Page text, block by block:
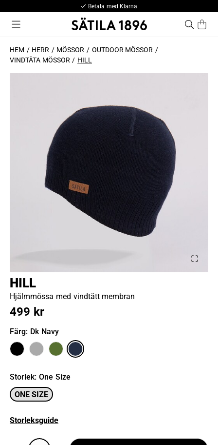
Betala med Klarna
HEM HERR MÖSSOR
OUTDOOR MÖSSOR
VINDTÄTA MÖSSOR
HILL
HILL
Hjälmmössa med vindtätt membran
499 kr
Färg: Dk Navy
Storlek: One Size
ONE SIZE
Storleksguide